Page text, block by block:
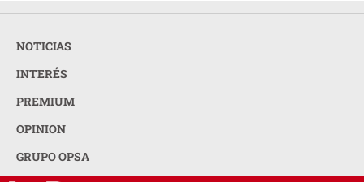
NOTICIAS
INTERÉS
PREMIUM
OPINION
GRUPO OPSA